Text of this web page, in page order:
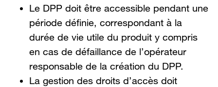
Le DPP doit être accessible pendant une
période définie, correspondant à la
durée de vie utile du produit y compris
en cas de défaillance de l’opérateur
responsable de la création du DPP.
La gestion des droits d’accès doit